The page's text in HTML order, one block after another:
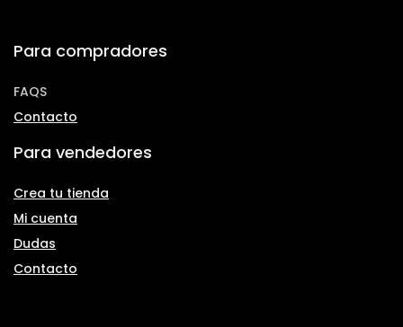
Para compradores
FAQS
Contacto
Para vendedores
Crea tu tienda
Mi cuenta
Dudas
Contacto